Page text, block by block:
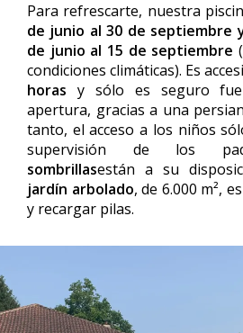
Para refrescarte, nuestra
de junio al 30 de septiembre
de junio al 15 de septiembre
condiciones climáticas). Es
horas y sólo es seguro
apertura, gracias a una
tanto, el acceso a los niños
supervisión de los
sombrillasestán a su
jardín arbolado, de 6.000 m²,
y recargar pilas.